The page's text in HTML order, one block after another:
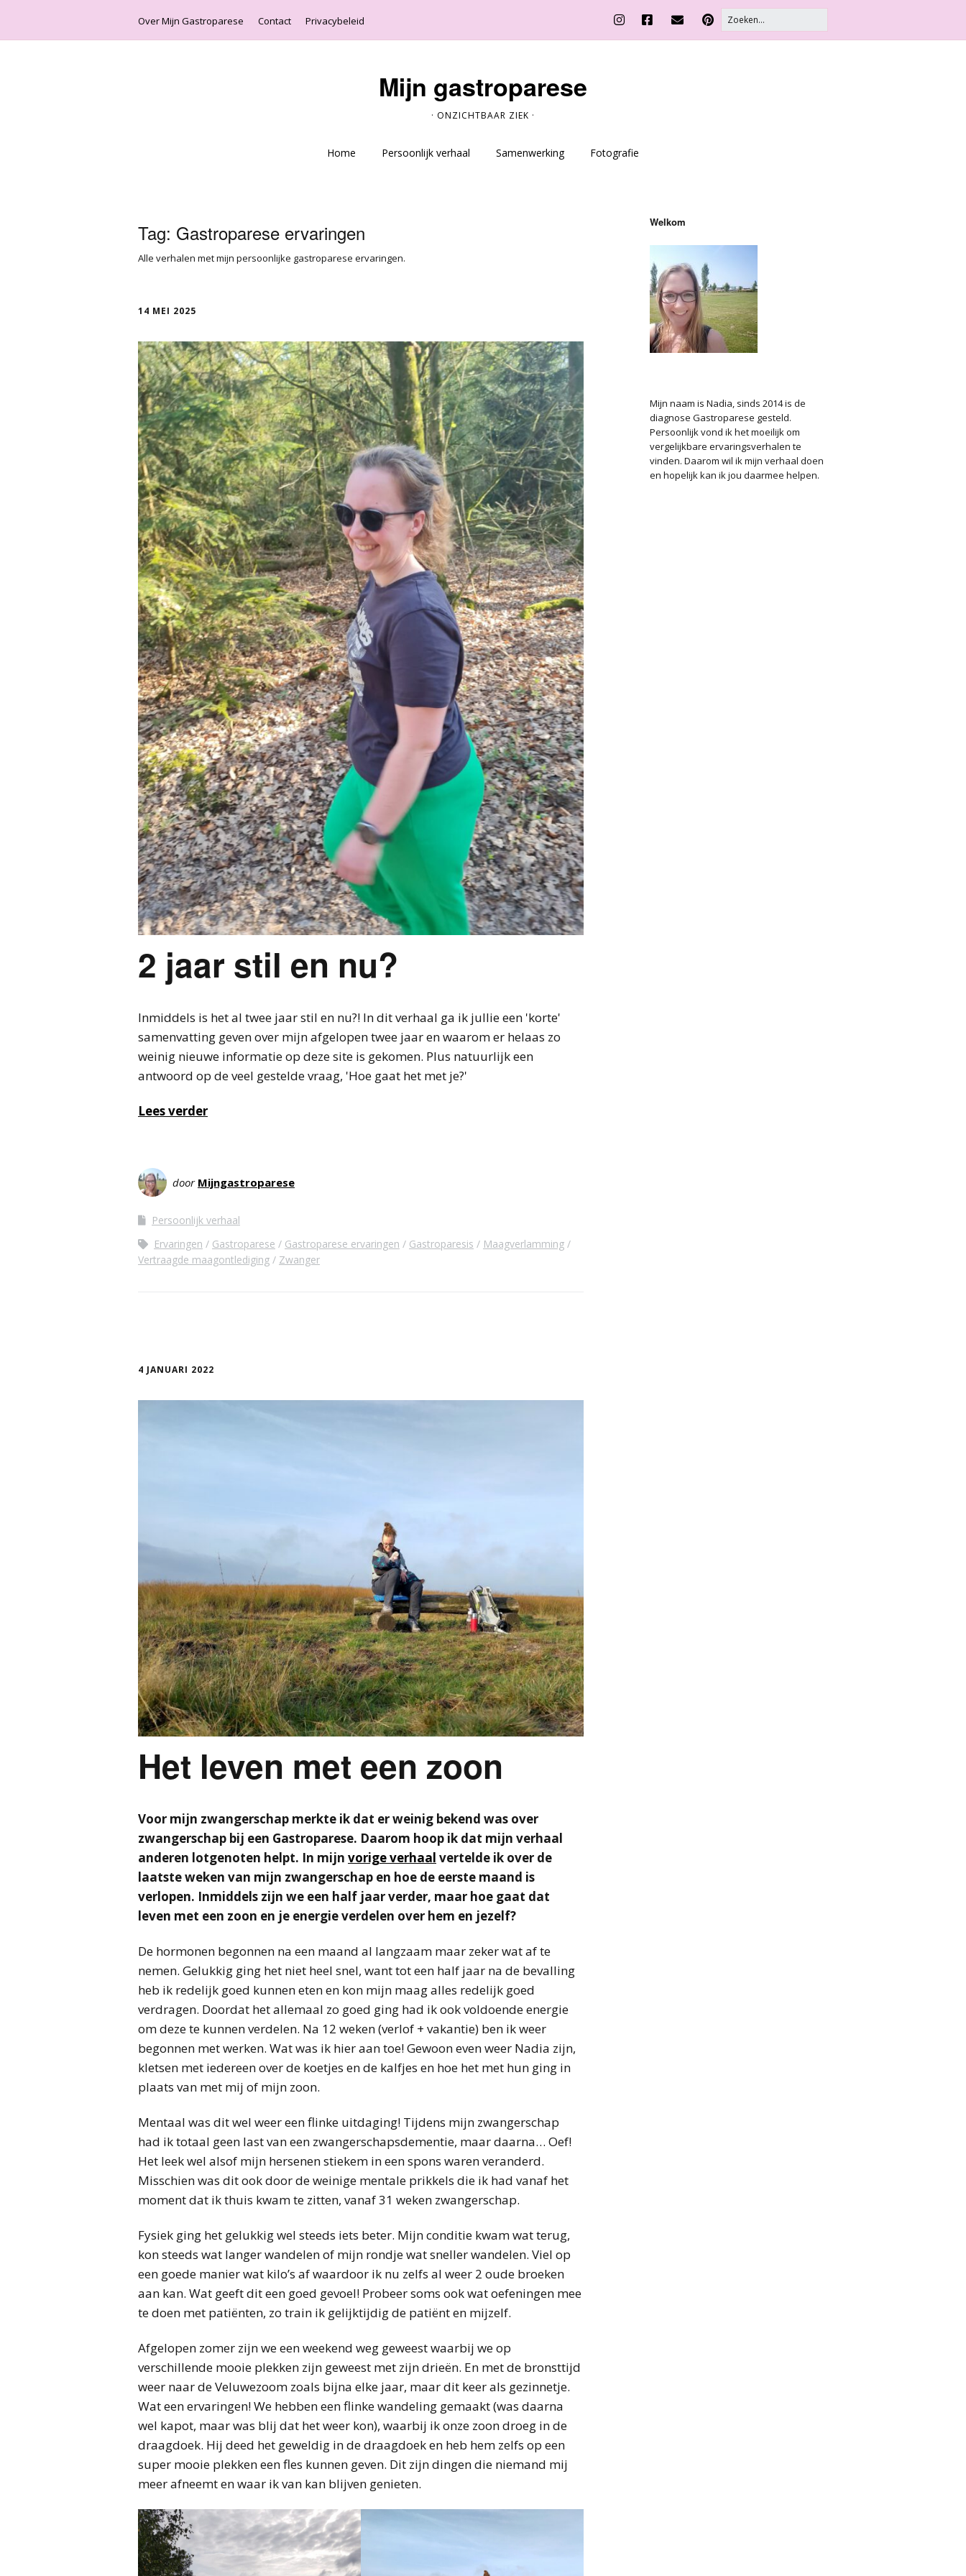
Over Mijn Gastroparese Contact Privacybeleid
Mijn gastroparese
· ONZICHTBAAR ZIEK ·
Home Persoonlijk verhaal Samenwerking Fotografie
Tag: Gastroparese ervaringen
Alle verhalen met mijn persoonlijke gastroparese ervaringen.
14 MEI 2025
2 jaar stil en nu?
Inmiddels is het al twee jaar stil en nu?! In dit verhaal ga ik jullie een 'korte'
samenvatting geven over mijn afgelopen twee jaar en waarom er helaas zo
weinig nieuwe informatie op deze site is gekomen. Plus natuurlijk een
antwoord op de veel gestelde vraag, 'Hoe gaat het met je?'
Lees verder
door Mijngastroparese
Persoonlijk verhaal
Ervaringen
Gastroparese Gastroparese ervaringen Gastroparesis
Maagverlamming
Vertraagde maagontlediging
Zwanger
4 JANUARI 2022
Het leven met een zoon
Voor mijn zwangerschap merkte ik dat er weinig bekend was over
zwangerschap bij een Gastroparese. Daarom hoop ik dat mijn verhaal
anderen lotgenoten helpt. In mijn vorige verhaal vertelde ik over de
laatste weken van mijn zwangerschap en hoe de eerste maand is
verlopen. Inmiddels zijn we een half jaar verder, maar hoe gaat dat
leven met een zoon en je energie verdelen over hem en jezelf?
De hormonen begonnen na een maand al langzaam maar zeker wat af te
nemen. Gelukkig ging het niet heel snel, want tot een half jaar na de bevalling
heb ik redelijk goed kunnen eten en kon mijn maag alles redelijk goed
verdragen. Doordat het allemaal zo goed ging had ik ook voldoende energie
om deze te kunnen verdelen. Na 12 weken (verlof + vakantie) ben ik weer
begonnen met werken. Wat was ik hier aan toe! Gewoon even weer Nadia zijn,
kletsen met iedereen over de koetjes en de kalfjes en hoe het met hun ging in
plaats van met mij of mijn zoon.
Mentaal was dit wel weer een flinke uitdaging! Tijdens mijn zwangerschap
had ik totaal geen last van een zwangerschapsdementie, maar daarna… Oef!
Het leek wel alsof mijn hersenen stiekem in een spons waren veranderd.
Misschien was dit ook door de weinige mentale prikkels die ik had vanaf het
moment dat ik thuis kwam te zitten, vanaf 31 weken zwangerschap.
Fysiek ging het gelukkig wel steeds iets beter. Mijn conditie kwam wat terug,
kon steeds wat langer wandelen of mijn rondje wat sneller wandelen. Viel op
een goede manier wat kilo’s af waardoor ik nu zelfs al weer 2 oude broeken
aan kan. Wat geeft dit een goed gevoel! Probeer soms ook wat oefeningen mee
te doen met patiënten, zo train ik gelijktijdig de patiënt en mijzelf.
Afgelopen zomer zijn we een weekend weg geweest waarbij we op
verschillende mooie plekken zijn geweest met zijn drieën. En met de bronsttijd
weer naar de Veluwezoom zoals bijna elke jaar, maar dit keer als gezinnetje.
Wat een ervaringen! We hebben een flinke wandeling gemaakt (was daarna
wel kapot, maar was blij dat het weer kon), waarbij ik onze zoon droeg in de
draagdoek. Hij deed het geweldig in de draagdoek en heb hem zelfs op een
super mooie plekken een fles kunnen geven. Dit zijn dingen die niemand mij
meer afneemt en waar ik van kan blijven genieten.
Welkom
Mijn naam is Nadia, sinds 2014 is de
diagnose Gastroparese gesteld.
Persoonlijk vond ik het moeilijk om
vergelijkbare ervaringsverhalen te
vinden. Daarom wil ik mijn verhaal doen
en hopelijk kan ik jou daarmee helpen.